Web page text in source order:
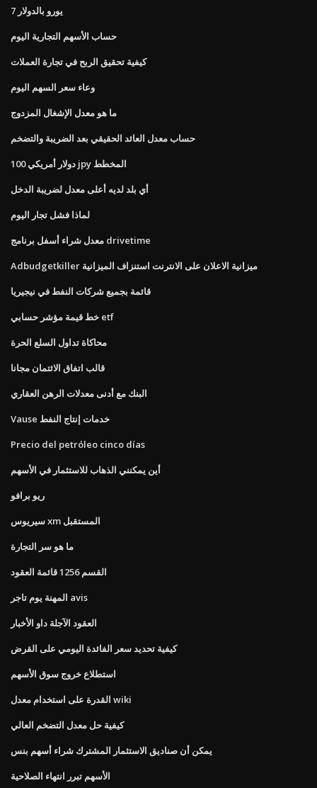
7 يورو بالدولار
حساب الأسهم التجارية اليوم
كيفية تحقيق الربح في تجارة العملات
وعاء سعر السهم اليوم
ما هو معدل الإشغال المزدوج
حساب معدل العائد الحقيقي بعد الضريبة والتضخم
100 دولار أمريكي jpy المخطط
أي بلد لديه أعلى معدل لضريبة الدخل
لماذا فشل تجار اليوم
معدل شراء أسفل برنامج drivetime
Adbudgetkiller ميزانية الاعلان على الانترنت استنزاف الميزانية
قائمة بجميع شركات النفط في نيجيريا
خط قيمة مؤشر حسابي etf
محاكاة تداول السلع الحرة
قالب اتفاق الائتمان مجانا
البنك مع أدنى معدلات الرهن العقاري
Vause خدمات إنتاج النفط
Precio del petróleo cinco días
أين يمكنني الذهاب للاستثمار في الأسهم
ريو برافو
سيريوس xm المستقبل
ما هو سر التجارة
القسم 1256 قائمة العقود
المهنة يوم تاجر avis
العقود الآجلة داو الأخبار
كيفية تحديد سعر الفائدة اليومي على القرض
استطلاع خروج سوق الأسهم
القدرة على استخدام معدل wiki
كيفية حل معدل التضخم العالي
يمكن أن صناديق الاستثمار المشترك شراء أسهم بنس
الأسهم تبرر انتهاء الصلاحية